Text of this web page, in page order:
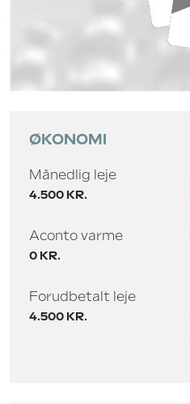
ØKONOMI
Månedlig leje
4.500 KR.
Aconto varme
0 KR.
Forudbetalt leje
4.500 KR.